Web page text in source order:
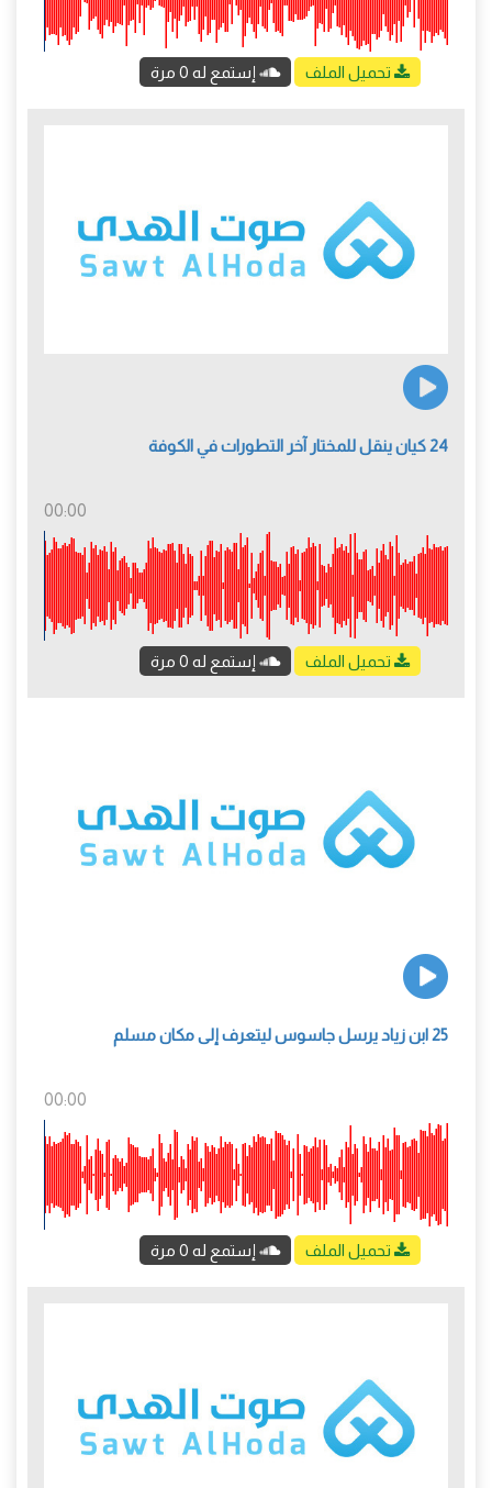
تحميل الملف إستمع له 0 مرة
24 كيان ينقل للمختار آخر التطورات في الكوفة
00:00
تحميل الملف إستمع له 0 مرة
25 ابن زياد يرسل جاسوس ليتعرف إلى مكان مسلم
00:00
تحميل الملف إستمع له 0 مرة